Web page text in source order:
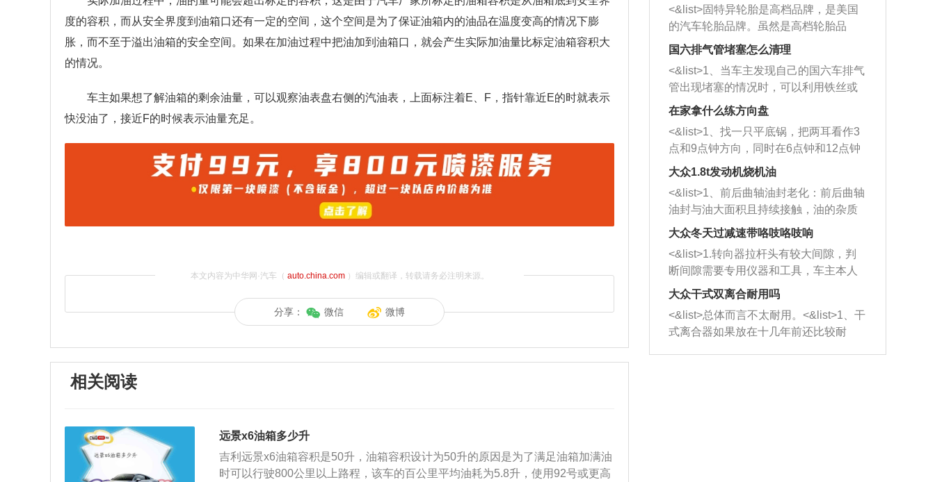
度的容积，而从安全界度到油箱口还有一定的空间，这个空间是为了保证油箱内的油品在温度变高的情况下膨
胀，而不至于溢出油箱的安全空间。如果在加油过程中把油加到油箱口，就会产生实际加油量比标定油箱容积大
的情况。
车主如果想了解油箱的剩余油量，可以观察油表盘右侧的汽油表，上面标注着E、F，指针靠近E的时就表示
快没油了，接近F的时候表示油量充足。
本文内容为中华网·汽车（ auto.china.com）编辑或翻译，转载请务必注明来源。
分享： 微信 微博
相关阅读
远景x6油箱多少升
吉利远景x6油箱容积是50升，油箱容积设计为50升的原因是为了满足油箱加满油
时可以行驶800公里以上路程，该车的百公里平均油耗为5.8升，使用92号或更高
<&list>固特异轮胎是高档品牌，是美国
的汽车轮胎品牌。虽然是高档轮胎品
牌，但是中高低端的轮胎都有生产，这
也是为了更好的开拓市场。
国六排气管堵塞怎么清理
<&list>1、当车主发现自己的国六车排气
管出现堵塞的情况时，可以利用铁丝或
者是细棍，直接将杂物给取出来，如果
堵塞情况比较严重，也可以采取应急措
施。 <&list>2、直接利用木棍将所有的
杂物推到排气管里面的位置处，然后将
三元催化器拆解开，就可以将堵塞的东
西取出来。但如果是因为积碳过多引起
的堵塞，就需要将三元催化器泡在草酸
洗剂对堵塞的情况得到解决，将清洗剂
放在燃油箱中，与燃油混合后，车辆启
动时，就可以和汽油一起进入到燃烧
室，最后形成废气排出，就可以让三元
催化器得到清洗，排气管堵塞的情况就
能够得到解决。
在家拿什么练方向盘
<&list>1、找一只平底锅，把两耳看作3
点和9点钟方向，同时在6点钟和12点钟
方向做一个标记。 <&list>2、双手握住
一圈半的练习，往右同样也要打相同的
圈数。 <&list>3、最后强调要反复练
习，这样就可以形成肌肉记忆，在真实
驾驶车辆时，不需要记忆也能打好方
向。
大众1.8t发动机烧机油
<&list>1、前后曲轴油封老化：前后曲轴
油封与油大面积且持续接触，油的杂质
和发动机内持续温度变化使其密封效果
逐渐减弱，导致渗油或漏油。<&list>2、
活塞间隙过大：积碳会使活塞环与缸体
的间隙扩大，导致机油流入燃烧室中，
造成烧机油。<&list>3、机油粘度。使用
机油粘度过小的话，同样会有烧机油现
象，机油粘度过小具有很好的流动性，
大众冬天过减速带咯吱咯吱响
<&list>1.转向器拉杆头有较大间隙，判
断间隙需要专用仪器和工具，车主本人
无法制作，需要将车辆送到修理厂或4s
店；<&list>2.车辆半轴套管防尘罩破
裂，破裂后会出现漏油现象，使半轴磨
损严重，磨损的半轴容易损坏，产生异
响；<&list>3.稳定器的转向胶套和球头
大众干式双离合耐用吗
<&list>总体而言不太耐用。<&list>1、干
式离合器如果放在十几年前还比较耐